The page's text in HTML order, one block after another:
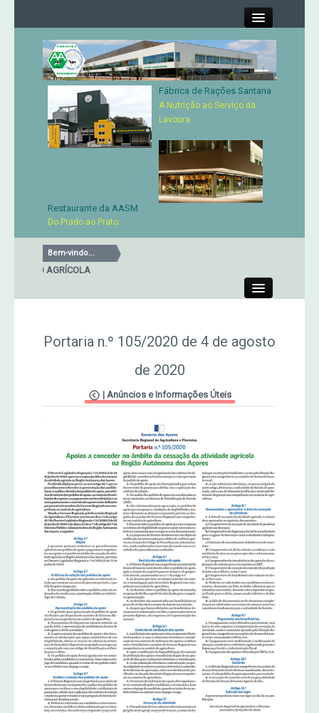
Contactos
Cartão de Sócio
Serviços
Produtos
Jornal Agricultor 2000
Publicações AASM
Fábrica de Rações Santana
A Nutrição ao Serviço da
Lavoura
Restaurante da AASM
Do Prado ao Prato...
Bem-vindo...
AGRÍCOLA
MERCADO AGRÍCOLA DE SANTANA
Portaria n.º 105/2020 de 4 de agosto
de 2020
| Anúncios e Informações Úteis